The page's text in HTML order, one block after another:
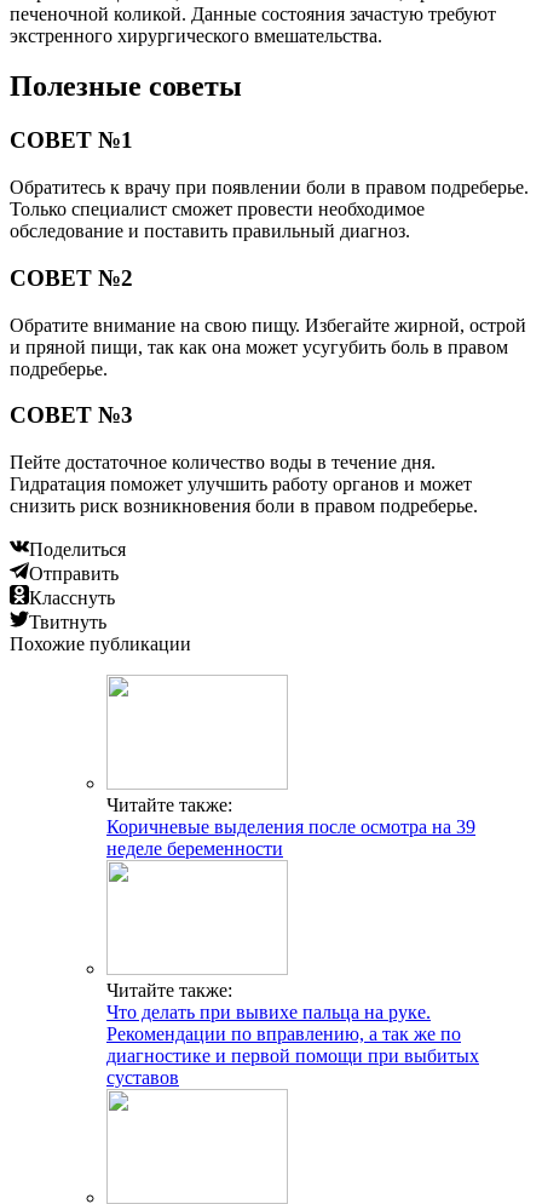
печеночной коликой. Данные состояния зачастую требуют
экстренного хирургического вмешательства.
Полезные советы
СОВЕТ №1
Обратитесь к врачу при появлении боли в правом подреберье.
Только специалист сможет провести необходимое
обследование и поставить правильный диагноз.
СОВЕТ №2
Обратите внимание на свою пищу. Избегайте жирной, острой
и пряной пищи, так как она может усугубить боль в правом
подреберье.
СОВЕТ №3
Пейте достаточное количество воды в течение дня.
Гидратация поможет улучшить работу органов и может
снизить риск возникновения боли в правом подреберье.
Поделиться
Отправить
Класснуть
Твитнуть
Похожие публикации
Читайте также:
Коричневые выделения после осмотра на 39
неделе беременности
Читайте также:
Что делать при вывихе пальца на руке.
Рекомендации по вправлению, а так же по
диагностике и первой помощи при выбитых
суставов